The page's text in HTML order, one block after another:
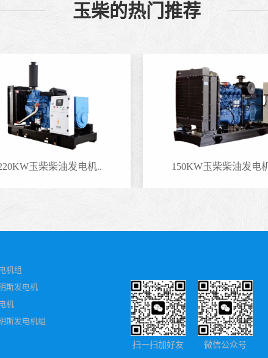
玉柴的热门推荐
玉柴柴油发电机.. 150KW玉柴柴油发电
机组
斯发电机
机
斯发电机组
扫一扫加好友 微信公众号